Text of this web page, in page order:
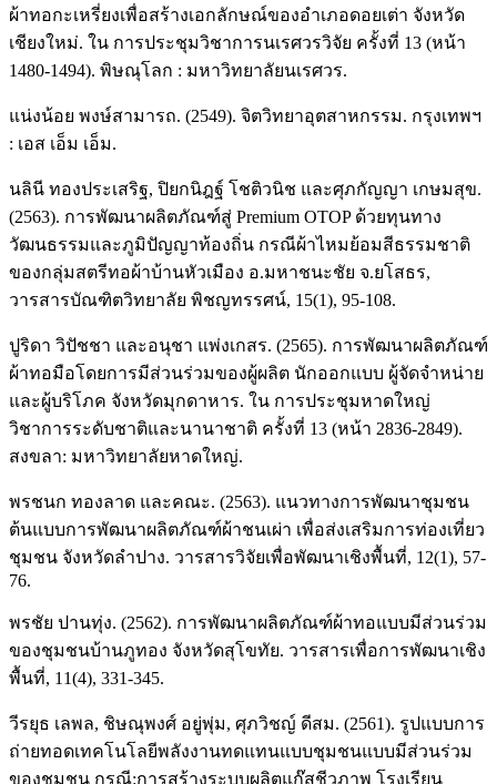
ผ้าทอกะเหรี่ยงเพื่อสร้างเอกลักษณ์ของอำเภอดอยเต่า จังหวัด
เชียงใหม่. ใน การประชุมวิชาการนเรศวรวิจัย ครั้งที่ 13 (หน้า
1480-1494). พิษณุโลก : มหาวิทยาลัยนเรศวร.
แน่งน้อย พงษ์สามารถ. (2549). จิตวิทยาอุตสาหกรรม. กรุงเทพฯ
: เอส เอ็ม เอ็ม.
นลินี ทองประเสริฐ, ปิยกนิฎฐ์ โชติวนิช และศุภกัญญา เกษมสุข.
(2563). การพัฒนาผลิตภัณฑ์สู่ Premium OTOP ด้วยทุนทาง
วัฒนธรรมและภูมิปัญญาท้องถิ่น กรณีผ้าไหมย้อมสีธรรมชาติ
ของกลุ่มสตรีทอผ้าบ้านหัวเมือง อ.มหาชนะชัย จ.ยโสธร,
วารสารบัณฑิตวิทยาลัย พิชญทรรศน์, 15(1), 95-108.
ปูริดา วิปัชชา และอนุชา แพ่งเกสร. (2565). การพัฒนาผลิตภัณฑ์
ผ้าทอมือโดยการมีส่วนร่วมของผู้ผลิต นักออกแบบ ผู้จัดจำหน่าย
และผู้บริโภค จังหวัดมุกดาหาร. ใน การประชุมหาดใหญ่
วิชาการระดับชาติและนานาชาติ ครั้งที่ 13 (หน้า 2836-2849).
สงขลา: มหาวิทยาลัยหาดใหญ่.
พรชนก ทองลาด และคณะ. (2563). แนวทางการพัฒนาชุมชน
ต้นแบบการพัฒนาผลิตภัณฑ์ผ้าชนเผ่า เพื่อส่งเสริมการท่องเที่ยว
ชุมชน จังหวัดลำปาง. วารสารวิจัยเพื่อพัฒนาเชิงพื้นที่, 12(1), 57-
76.
พรชัย ปานทุ่ง. (2562). การพัฒนาผลิตภัณฑ์ผ้าทอแบบมีส่วนร่วม
ของชุมชนบ้านภูทอง จังหวัดสุโขทัย. วารสารเพื่อการพัฒนาเชิง
พื้นที่, 11(4), 331-345.
วีรยุธ เลพล, ชิษณุพงศ์ อยู่พุ่ม, ศุภวิชญ์ ดีสม. (2561). รูปแบบการ
ถ่ายทอดเทคโนโลยีพลังงานทดแทนแบบชุมชนแบบมีส่วนร่วม
ของชุมชน กรณี:การสร้างระบบผลิตแก๊สชีวภาพ โรงเรียน